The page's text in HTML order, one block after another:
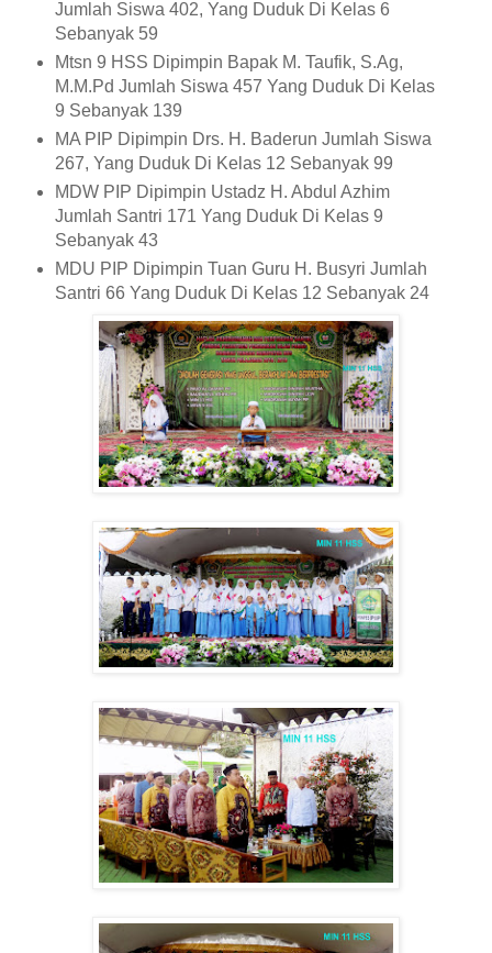
Jumlah Siswa 402, Yang Duduk Di Kelas 6
Sebanyak 59
Mtsn 9 HSS Dipimpin Bapak M. Taufik, S.Ag,
M.M.Pd Jumlah Siswa 457 Yang Duduk Di Kelas
9 Sebanyak 139
MA PIP Dipimpin Drs. H. Baderun Jumlah Siswa
267, Yang Duduk Di Kelas 12 Sebanyak 99
MDW PIP Dipimpin Ustadz H. Abdul Azhim
Jumlah Santri 171 Yang Duduk Di Kelas 9
Sebanyak 43
MDU PIP Dipimpin Tuan Guru H. Busyri Jumlah
Santri 66 Yang Duduk Di Kelas 12 Sebanyak 24